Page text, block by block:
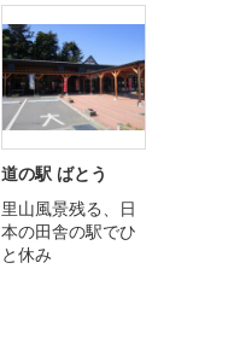
道の駅 ばとう
里山風景残る、日
本の田舎の駅でひ
と休み